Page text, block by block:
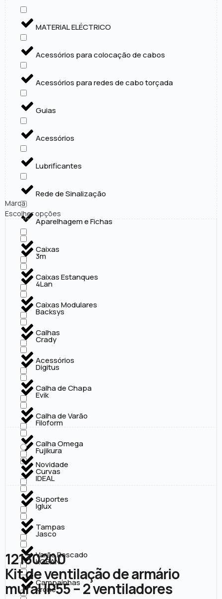
MATERIAL ELÉCTRICO
Acessórios para colocação de cabos
Acessórios para redes de cabo torçada
Guias
Acessórios
Lubrificantes
Rede de Sinalização
Aparelhagem e Fichas
Caixas
Caixas Estanques
Caixas Modulares
Calhas
Acessórios
Calha de Chapa
Calha de Varão
Calha Omega
Curvas
Suportes
Tampas
Varão Roscado
Campaínhas
Marca
Escolher opções
3m
4Lan
Backsys
Crady
Digitus
Evik
Filoform
Fujikura
IDEAL
Iglux
Jasco
KOBAN
Krone
Novidade
12130200
Kit de ventilação de armário
mural IP55 – 2 ventiladores